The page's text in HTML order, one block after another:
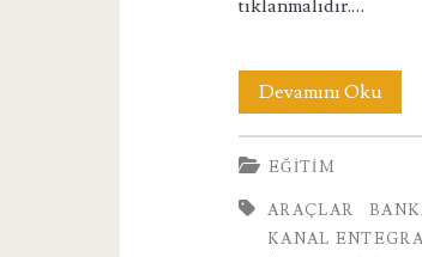
tıklanmalıdır.…
Devamını Oku10.
EĞITIM
ARAÇLAR
KANAL